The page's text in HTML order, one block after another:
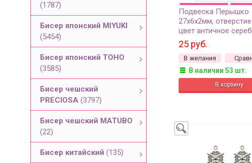
(1787)
Бисер японский MIYUKI
(5454)
Бисер японский TOHO
(3585)
Бисер чешский
PRECIOSA (3797)
Бисер чешский MATUBO
(22)
Бисер китайский (135)
Подвеска Перышко
27х6х2мм,
цвет античное
сплав металлов, 22-
25 руб.
В желания
В наличии 53 шт.